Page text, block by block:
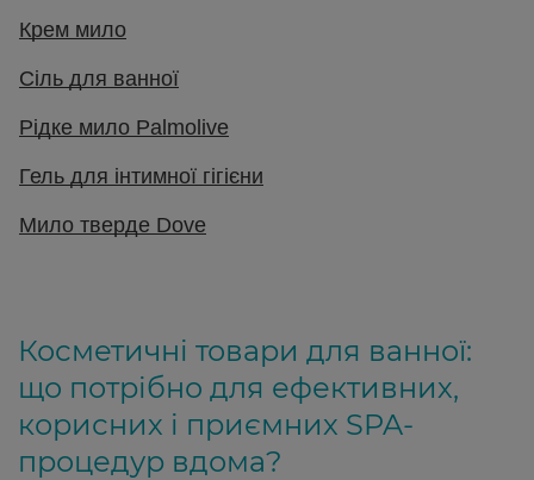
Крем мило
Сіль для ванної
Рідке мило Palmolive
Гель для інтимної гігієни
Мило тверде Dove
Косметичні товари для ванної:
що потрібно для ефективних,
корисних і приємних SPA-
процедур вдома?